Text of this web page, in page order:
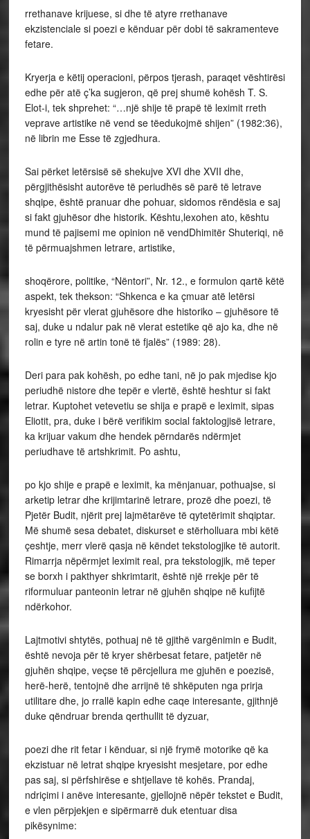
rrethanave krijuese, si dhe të atyre rrethanave
ekzistenciale si poezi e kënduar për dobi të sakramenteve
fetare.
Kryerja e këtij operacioni, përpos tjerash, paraqet vështirësi
edhe për atë ç’ka sugjeron, që prej shumë kohësh T. S.
Elot-i, tek shprehet: “…një shije të prapë të leximit rreth
veprave artistike në vend se tëedukojmë shijen” (1982:36),
në librin me Esse të zgjedhura.
Sai përket letërsisë së shekujve XVI dhe XVII dhe,
përgjithësisht autorëve të periudhës së parë të letrave
shqipe, është pranuar dhe pohuar, sidomos rëndësia e saj
si fakt gjuhësor dhe historik. Kështu,lexohen ato, kështu
mund të pajisemi me opinion në vendDhimitër Shuteriqi, në
të përmuajshmen letrare, artistike,
shoqërore, politike, “Nëntori”, Nr. 12., e formulon qartë këtë
aspekt, tek thekson: “Shkenca e ka çmuar atë letërsi
kryesisht për vlerat gjuhësore dhe historiko – gjuhësore të
saj, duke u ndalur pak në vlerat estetike që ajo ka, dhe në
rolin e tyre në artin tonë të fjalës” (1989: 28).
Deri para pak kohësh, po edhe tani, në jo pak mjedise kjo
periudhë nistore dhe tepër e vlertë, është heshtur si fakt
letrar. Kuptohet vetevetiu se shija e prapë e leximit, sipas
Eliotit, pra, duke i bërë verifikim social faktologjisë letrare,
ka krijuar vakum dhe hendek përndarës ndërmjet
periudhave të artshkrimit. Po ashtu,
po kjo shije e prapë e leximit, ka mënjanuar, pothuajse, si
arketip letrar dhe krijimtarinë letrare, prozë dhe poezi, të
Pjetër Budit, njërit prej lajmëtarëve të qytetërimit shqiptar.
Më shumë sesa debatet, diskurset e stërholluara mbi këtë
çeshtje, merr vlerë qasja në këndet tekstologjike të autorit.
Rimarrja nëpërmjet leximit real, pra tekstologjik, më teper
se borxh i pakthyer shkrimtarit, është një rrekje për të
riformuluar panteonin letrar në gjuhën shqipe në kufijtë
ndërkohor.
Lajtmotivi shtytës, pothuaj në të gjithë vargënimin e Budit,
është nevoja për të kryer shërbesat fetare, patjetër në
gjuhën shqipe, veçse të përcjellura me gjuhën e poezisë,
herë-herë, tentojnë dhe arrijnë të shkëputen nga prirja
utilitare dhe, jo rrallë kapin edhe caqe interesante, gjithnjë
duke qëndruar brenda qerthullit të dyzuar,
poezi dhe rit fetar i kënduar, si një frymë motorike që ka
ekzistuar në letrat shqipe kryesisht mesjetare, por edhe
pas saj, si përfshirëse e shtjellave të kohës. Prandaj,
ndriçimi i anëve interesante, gjellojnë nëpër tekstet e Budit,
e vlen përpjekjen e sipërmarrë duk etentuar disa
pikësynime: